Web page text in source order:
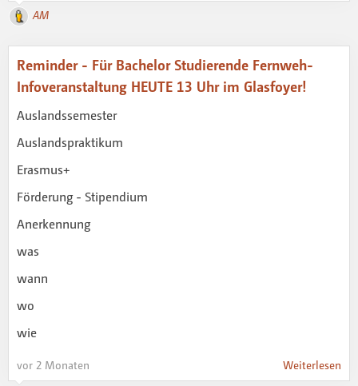
AM
Reminder - Für Bachelor Studierende Fernweh-
Infoveranstaltung HEUTE 13 Uhr im Glasfoyer!
Auslandssemester
Auslandspraktikum
Erasmus+
Förderung - Stipendium
Anerkennung
was
wann
wo
wie
vor 2 Monaten Weiterlesen